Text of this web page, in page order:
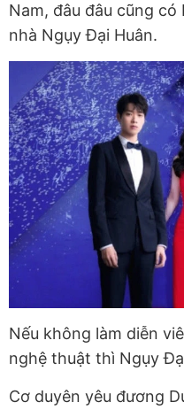
Nam, đâu đâu cũng
nhà Ngụy Đại Huân.
Nếu không làm diễn
nghệ thuật thì Ngụy
Cơ duyên yêu đương